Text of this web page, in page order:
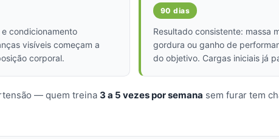
condicionamento
visíveis começam a
corporal.
90 dias
Resultado consistente: massa
gordura ou ganho de
do objetivo. Cargas iniciais já
— quem treina 3 a 5 vezes por semana sem furar tem